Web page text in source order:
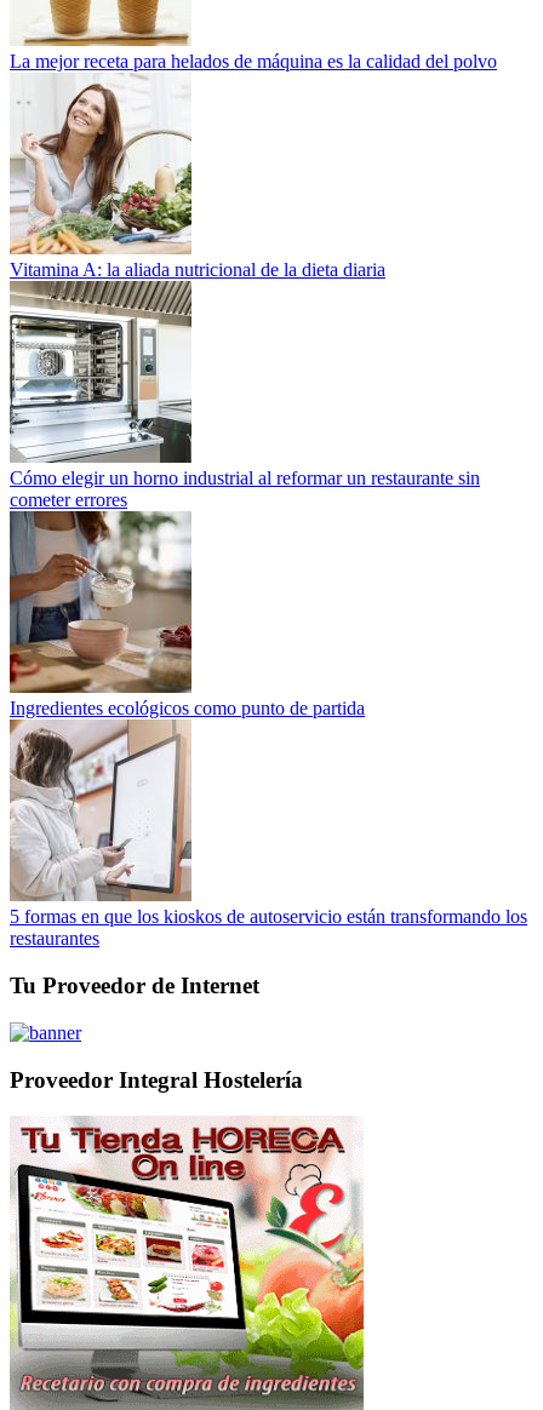
La mejor receta para helados de máquina es la calidad del polvo
Vitamina A: la aliada nutricional de la dieta diaria
Cómo elegir un horno industrial al reformar un restaurante sin
cometer errores
Ingredientes ecológicos como punto de partida
5 formas en que los kioskos de autoservicio están transformando los
restaurantes
Tu Proveedor de Internet
Proveedor Integral Hostelería